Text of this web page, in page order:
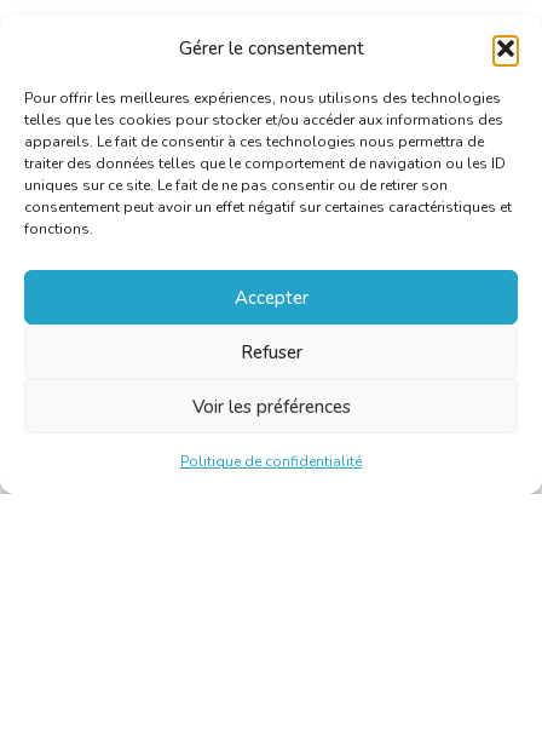
Gérer le consentement
Pour offrir les meilleures expériences, nous utilisons des technologies
telles que les cookies pour stocker et/ou accéder aux informations des
appareils. Le fait de consentir à ces technologies nous permettra de
traiter des données telles que le comportement de navigation ou les ID
uniques sur ce site. Le fait de ne pas consentir ou de retirer son
consentement peut avoir un effet négatif sur certaines caractéristiques et
fonctions.
Accepter
Refuser
Voir les préférences
Politique de confidentialité